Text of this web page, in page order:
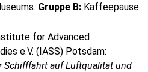
Gruppe B: Kaffeepause
for Advanced
e.V. (IASS) Potsdam:
Schifffahrt auf Luftqualität und